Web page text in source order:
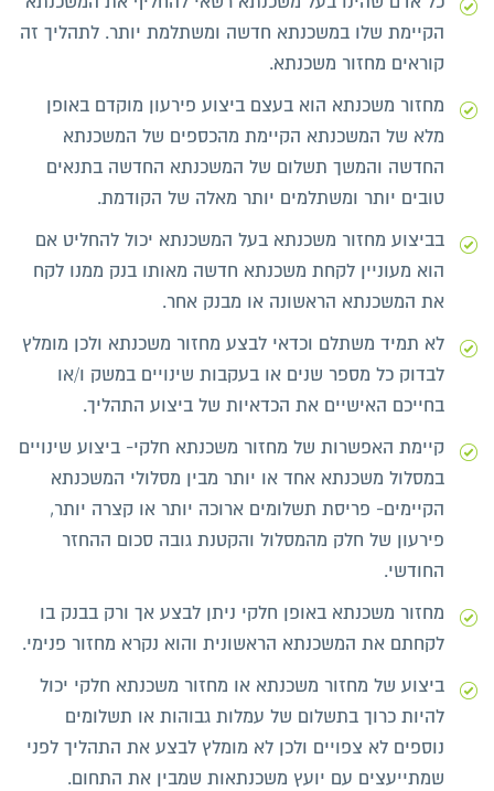
הקיימת שלו במשכנתא חדשה ומשתלמת יותר. לתהליך זה
קוראים מחזור משכנתא.
מחזור משכנתא הוא בעצם ביצוע פירעון מוקדם באופן
מלא של המשכנתא הקיימת מהכספים של המשכנתא
החדשה והמשך תשלום של המשכנתא החדשה בתנאים
טובים יותר ומשתלמים יותר מאלה של הקודמת.
בביצוע מחזור משכנתא בעל המשכנתא יכול להחליט אם
הוא מעוניין לקחת משכנתא חדשה מאותו בנק ממנו לקח
את המשכנתא הראשונה או מבנק אחר.
לא תמיד משתלם וכדאי לבצע מחזור משכנתא ולכן מומלץ
לבדוק כל מספר שנים או בעקבות שינויים במשק ו/או
בחייכם האישיים את הכדאיות של ביצוע התהליך.
קיימת האפשרות של מחזור משכנתא חלקי- ביצוע שינויים
במסלול משכנתא אחד או יותר מבין מסלולי המשכנתא
הקיימים- פריסת תשלומים ארוכה יותר או קצרה יותר,
פירעון של חלק מהמסלול והקטנת גובה סכום ההחזר
החודשי.
מחזור משכנתא באופן חלקי ניתן לבצע אך ורק בבנק בו
לקחתם את המשכנתא הראשונית והוא נקרא מחזור פנימי.
ביצוע של מחזור משכנתא או מחזור משכנתא חלקי יכול
להיות כרוך בתשלום של עמלות גבוהות או תשלומים
נוספים לא צפויים ולכן לא מומלץ לבצע את התהליך לפני
שמתייעצים עם יועץ משכנתאות שמבין את התחום.